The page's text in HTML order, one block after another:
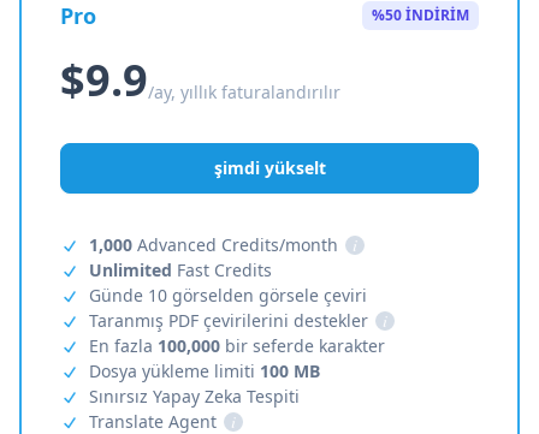
Pro %50 İNDİRİM
$9.9/ay, yıllık faturalandırılır
şimdi yükselt
1,000 Advanced Credits/month
i
Unlimited Fast Credits
Günde 10 görselden görsele çeviri
Taranmış PDF çevirilerini destekler
i
En fazla 100,000 bir seferde karakter
Dosya yükleme limiti 100 MB
Sınırsız Yapay Zeka Tespiti
Translate Agent
i